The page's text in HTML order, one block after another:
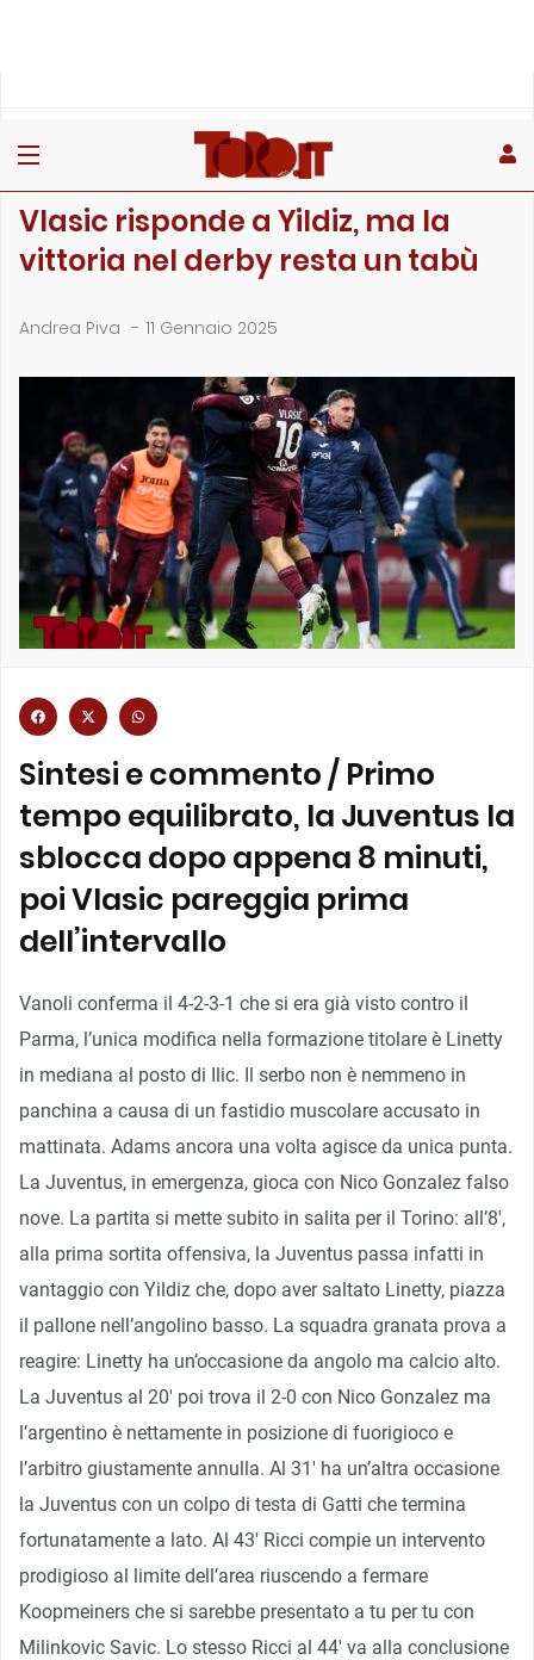
Vlasic risponde a Yildiz, ma la
vittoria nel derby resta un tabù
Andrea Piva - 11 Gennaio 2025
Sintesi e commento / Primo
tempo equilibrato, la Juventus la
sblocca dopo appena 8 minuti,
poi Vlasic pareggia prima
dell’intervallo
Vanoli conferma il 4-2-3-1 che si era già visto contro il
Parma, l’unica modifica nella formazione titolare è Linetty
in mediana al posto di Ilic. Il serbo non è nemmeno in
panchina a causa di un fastidio muscolare accusato in
mattinata. Adams ancora una volta agisce da unica punta.
La Juventus, in emergenza, gioca con Nico Gonzalez falso
nove. La partita si mette subito in salita per il Torino: all’8′,
alla prima sortita offensiva, la Juventus passa infatti in
vantaggio con Yildiz che, dopo aver saltato Linetty, piazza
il pallone nell’angolino basso. La squadra granata prova a
reagire: Linetty ha un’occasione da angolo ma calcio alto.
La Juventus al 20′ poi trova il 2-0 con Nico Gonzalez ma
l’argentino è nettamente in posizione di fuorigioco e
l’arbitro giustamente annulla. Al 31′ ha un’altra occasione
la Juventus con un colpo di testa di Gatti che termina
fortunatamente a lato. Al 43′ Ricci compie un intervento
prodigioso al limite dell’area riuscendo a fermare
Koopmeiners che si sarebbe presentato a tu per tu con
Milinkovic Savic. Lo stesso Ricci al 44′ va alla conclusione